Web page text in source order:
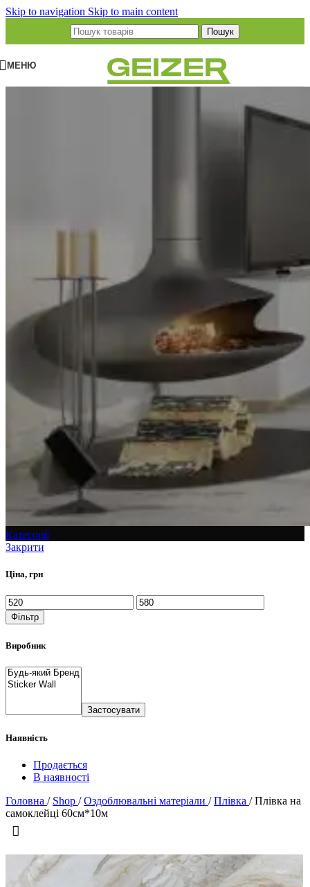
Skip to navigation Skip to main content
Пошук
МЕНЮ
Категорії
Закрити
Ціна, грн
Фільтр
Виробник
Застосувати
Наявність
Продається
В наявності
Головна / Shop / Оздоблювальні матеріали / Плівка / Плівка на
самоклейці 60см*10м